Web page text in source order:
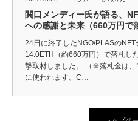
関口メンディー氏が語る、
への感謝と未来（660万円
24日に終了したNGO/PLASのNFT
14.0ETH（約660万円）で落札し
撃取材しました。 （※落札金は
に使われます。C…